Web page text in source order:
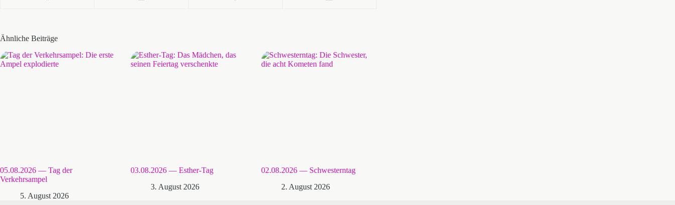
Ähnliche Beiträge
05.08.2026 — Tag der
Verkehrsampel
5. August 2026
03.08.2026 — Esther-Tag
3. August 2026
02.08.2026 — Schwesterntag
2. August 2026